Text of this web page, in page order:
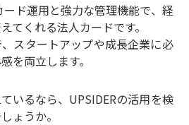
ード運用と強力な管理機能で、経
てくれる法人カードです。
スタートアップや成長企業に必
を両立します。
いるなら、UPSIDERの活用を検
ょうか。